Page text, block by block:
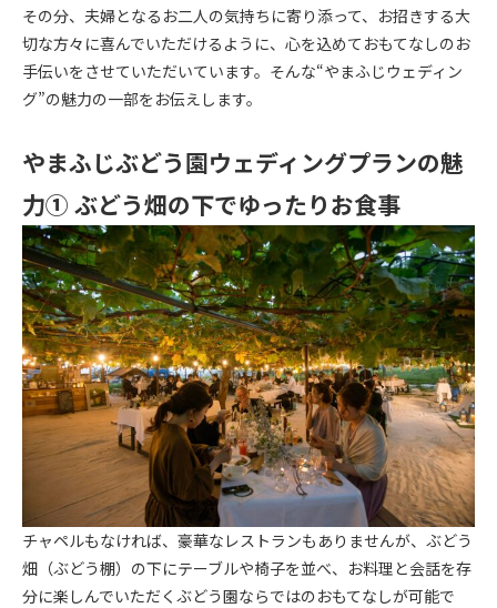
その分、夫婦となるお二人の気持ちに寄り添って、お招きする大
切な方々に喜んでいただけるように、心を込めておもてなしのお
手伝いをさせていただいています。そんな“やまふじウェディン
グ”の魅力の一部をお伝えします。
やまふじぶどう園ウェディングプランの魅
力① ぶどう畑の下でゆったりお食事
チャペルもなければ、豪華なレストランもありませんが、ぶどう
畑（ぶどう棚）の下にテーブルや椅子を並べ、お料理と会話を存
分に楽しんでいただくぶどう園ならではのおもてなしが可能で